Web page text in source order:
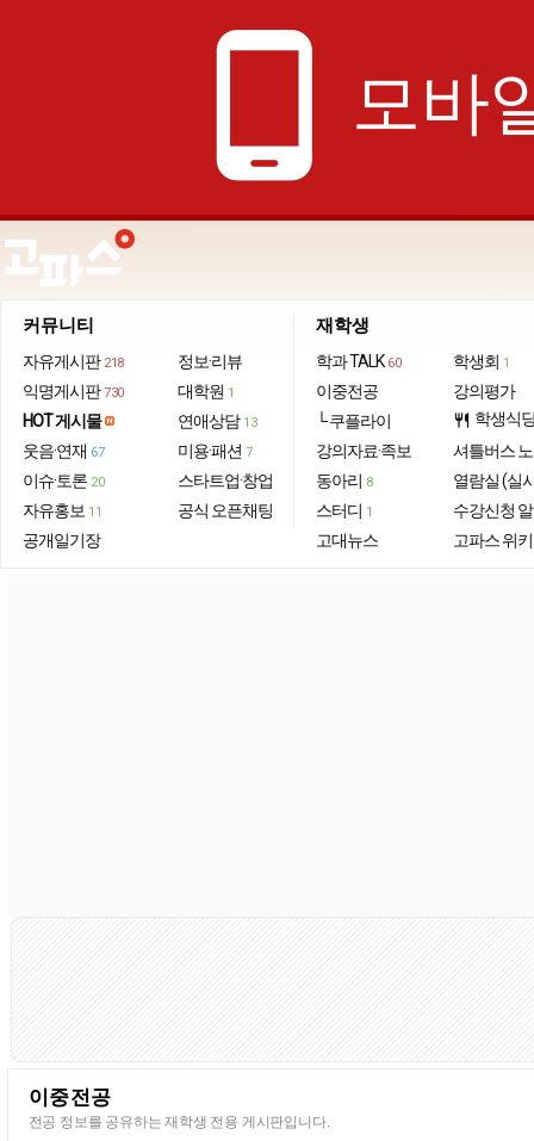
phone_android 모바
커뮤니티
자유게시판 218
익명게시판 730
HOT 게시물
웃음·연재 67
이슈·토론 20
자유홍보 11
공개일기장
정보·리뷰
대학원 1
연애상담 13
미용·패션 7
스타트업·창업
공식 오픈채팅
재학생
학과 TALK 60
이중전공
└ 쿠플라이
강의자료·족보
동아리 8
스터디 1
고대뉴스
학생회 1
강의평가
restaurant 학생식
셔틀버스
열람실 (실
수강신청
고파스 위키
이중전공
전공 정보를 공유하는 재학생 전용 게시판입니다.